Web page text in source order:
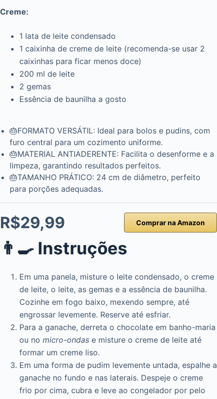
Creme:
1 lata de leite condensado
1 caixinha de creme de leite (recomenda-se usar 2
caixinhas para ficar menos doce)
200 ml de leite
2 gemas
Essência de baunilha a gosto
🎂FORMATO VERSÁTIL: Ideal para bolos e pudins, com
furo central para um cozimento uniforme.
🎂MATERIAL ANTIADERENTE: Facilita o desenforme e a
limpeza, garantindo resultados perfeitos.
🎂TAMANHO PRÁTICO: 24 cm de diâmetro, perfeito
para porções adequadas.
R$29,99 Comprar na Amazon
👨‍🍳 Instruções
Em uma panela, misture o leite condensado, o creme
de leite, o leite, as gemas e a essência de baunilha.
Cozinhe em fogo baixo, mexendo sempre, até
engrossar levemente. Reserve até esfriar.
Para a ganache, derreta o chocolate em banho-maria
ou no micro-ondas e misture o creme de leite até
formar um creme liso.
Em uma forma de pudim levemente untada, espalhe a
ganache no fundo e nas laterais. Despeje o creme
frio por cima, cubra e leve ao congelador por pelo